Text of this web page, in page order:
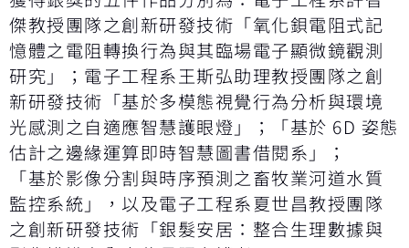
傑教授團隊之創新研發技術「氧化鋇電阻式記
憶體之電阻轉換行為與其臨場電子顯微鏡觀測
研究」；電子工程系王斯弘助理教授團隊之創
新研發技術「基於多模態視覺行為分析與環境
光感測之自適應智慧護眼燈」；「基於 6D 姿態
估計之邊緣運算即時智慧圖書借閱系」；
「基於影像分割與時序預測之畜牧業河道水質
監控系統」，以及電子工程系夏世昌教授團隊
之創新研發技術「銀髮安居：整合生理數據與